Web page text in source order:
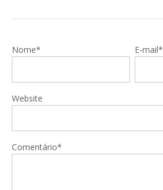
Nome* E-mail*
Website
Comentário*